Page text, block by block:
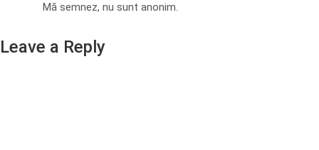
Mă semnez, nu sunt anonim.
Leave a Reply